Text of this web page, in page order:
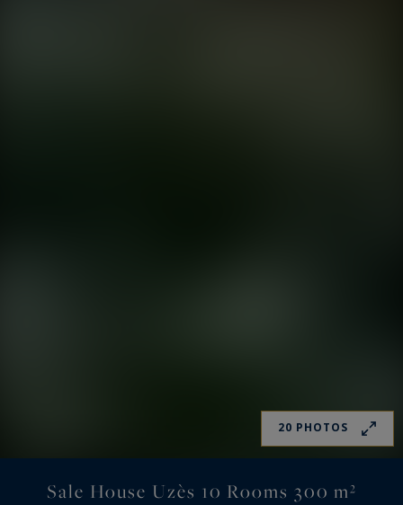
20 PHOTOS
Sale House Uzès 10 Rooms 300 m²